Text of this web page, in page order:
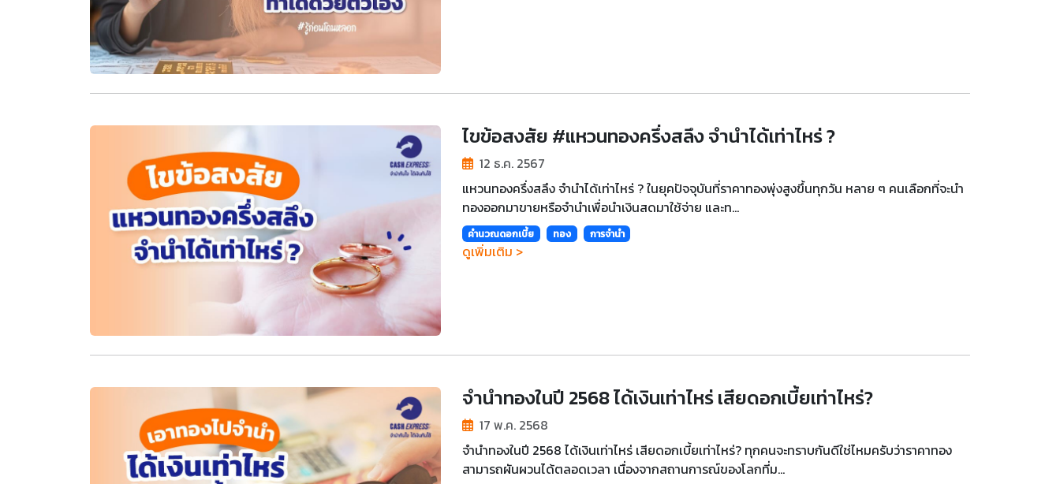
ไขข้อสงสัย #แหวนทองครึ่งสลึง จำนำได้เท่าไหร่ ?
12 ธ.ค. 2567
แหวนทองครึ่งสลึง จำนำได้เท่าไหร่ ? ในยุคปัจจุบันที่ราคาทองพุ่งสูงขึ้นทุกวัน หลาย ๆ คนเลือกที่จะนำ
ทองออกมาขายหรือจำนำเพื่อนำเงินสดมาใช้จ่าย และท...
คำนวณดอกเบี้ย ทอง การจำนำ
ดูเพิ่มเติม >
จำนำทองในปี 2568 ได้เงินเท่าไหร่ เสียดอกเบี้ยเท่าไหร่?
17 พ.ค. 2568
จำนำทองในปี 2568 ได้เงินเท่าไหร่ เสียดอกเบี้ยเท่าไหร่? ทุกคนจะทราบกันดีใช่ไหมครับว่าราคาทอง
สามารถผันผวนได้ตลอดเวลา เนื่องจากสถานการณ์ของโลกที่ม...